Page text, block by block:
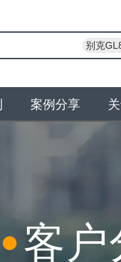
别克
案例分享
客户